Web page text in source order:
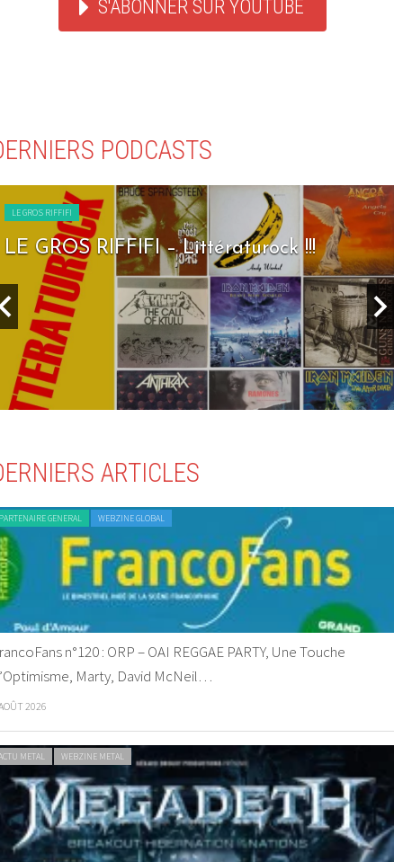
S'ABONNER SUR YOUTUBE
PODCASTS
LE GROS RIFFIFI
LE GROS RIFFIFI – Littératurock !!!
ARTICLES
GENERAL WEBZINE GLOBAL
n°120 : ORP – OAI REGGAE PARTY, Une Touche
Marty, David McNeil…
2026
METAL WEBZINE METAL